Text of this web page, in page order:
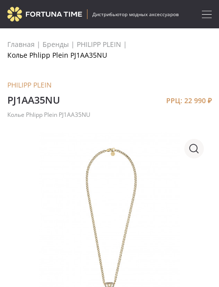
Дистрибьютор модных аксессуаров
Главная | Бренды | PHILIPP PLEIN |
Колье Phlipp Plein PJ1AA35NU
PHILIPP PLEIN
PJ1AA35NU РРЦ: 22 990 ₽
Колье Phlipp Plein PJ1AA35NU